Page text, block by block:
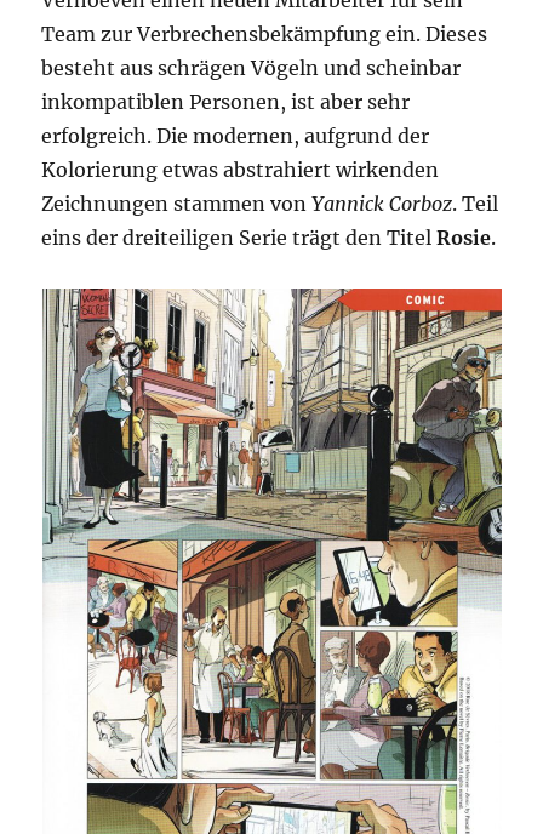
Team zur Verbrechensbekämpfung ein. Dieses
besteht aus schrägen Vögeln und scheinbar
inkompatiblen Personen, ist aber sehr
erfolgreich. Die modernen, aufgrund der
Kolorierung etwas abstrahiert wirkenden
Zeichnungen stammen vonYannick Corboz. Teil
eins der dreiteiligen Serie trägt den TitelRosie.